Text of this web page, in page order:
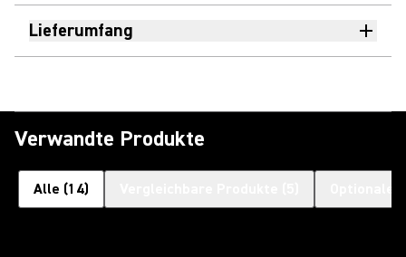
Lieferumfang
Verwandte Produkte
Alle (14)